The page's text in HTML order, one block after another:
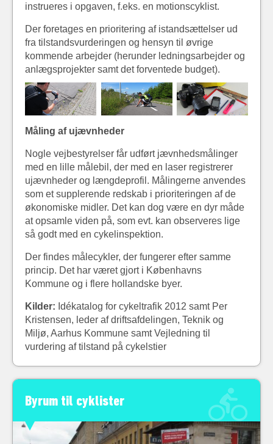
instrueres i opgaven, f.eks. en motionscyklist.
Der foretages en prioritering af istandsættelser ud
fra tilstandsvurderingen og hensyn til øvrige
kommende arbejder (herunder ledningsarbejder og
anlægsprojekter samt det forventede budget).
Måling af ujævnheder
Nogle vejbestyrelser får udført jævnhedsmålinger
med en lille målebil, der med en laser registrerer
ujævnheder og længdeprofil. Målingerne anvendes
som et supplerende redskab i prioriteringen af de
økonomiske midler. Det kan dog være en dyr måde
at opsamle viden på, som evt. kan observeres lige
så godt med en cykelinspektion.
Der findes målecykler, der fungerer efter samme
princip. Det har været gjort i Københavns
Kommune og i flere hollandske byer.
Kilder: Idékatalog for cykeltrafik 2012 samt Per
Kristensen, leder af driftsafdelingen, Teknik og
Miljø, Aarhus Kommune samt Vejledning til
vurdering af tilstand på cykelstier
Byrum til cyklister